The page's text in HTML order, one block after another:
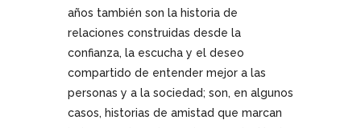
años también son la historia de
relaciones construidas desde la
confianza, la escucha y el deseo
compartido de entender mejor a las
personas y a la sociedad; son, en algunos
casos, historias de amistad que marcan